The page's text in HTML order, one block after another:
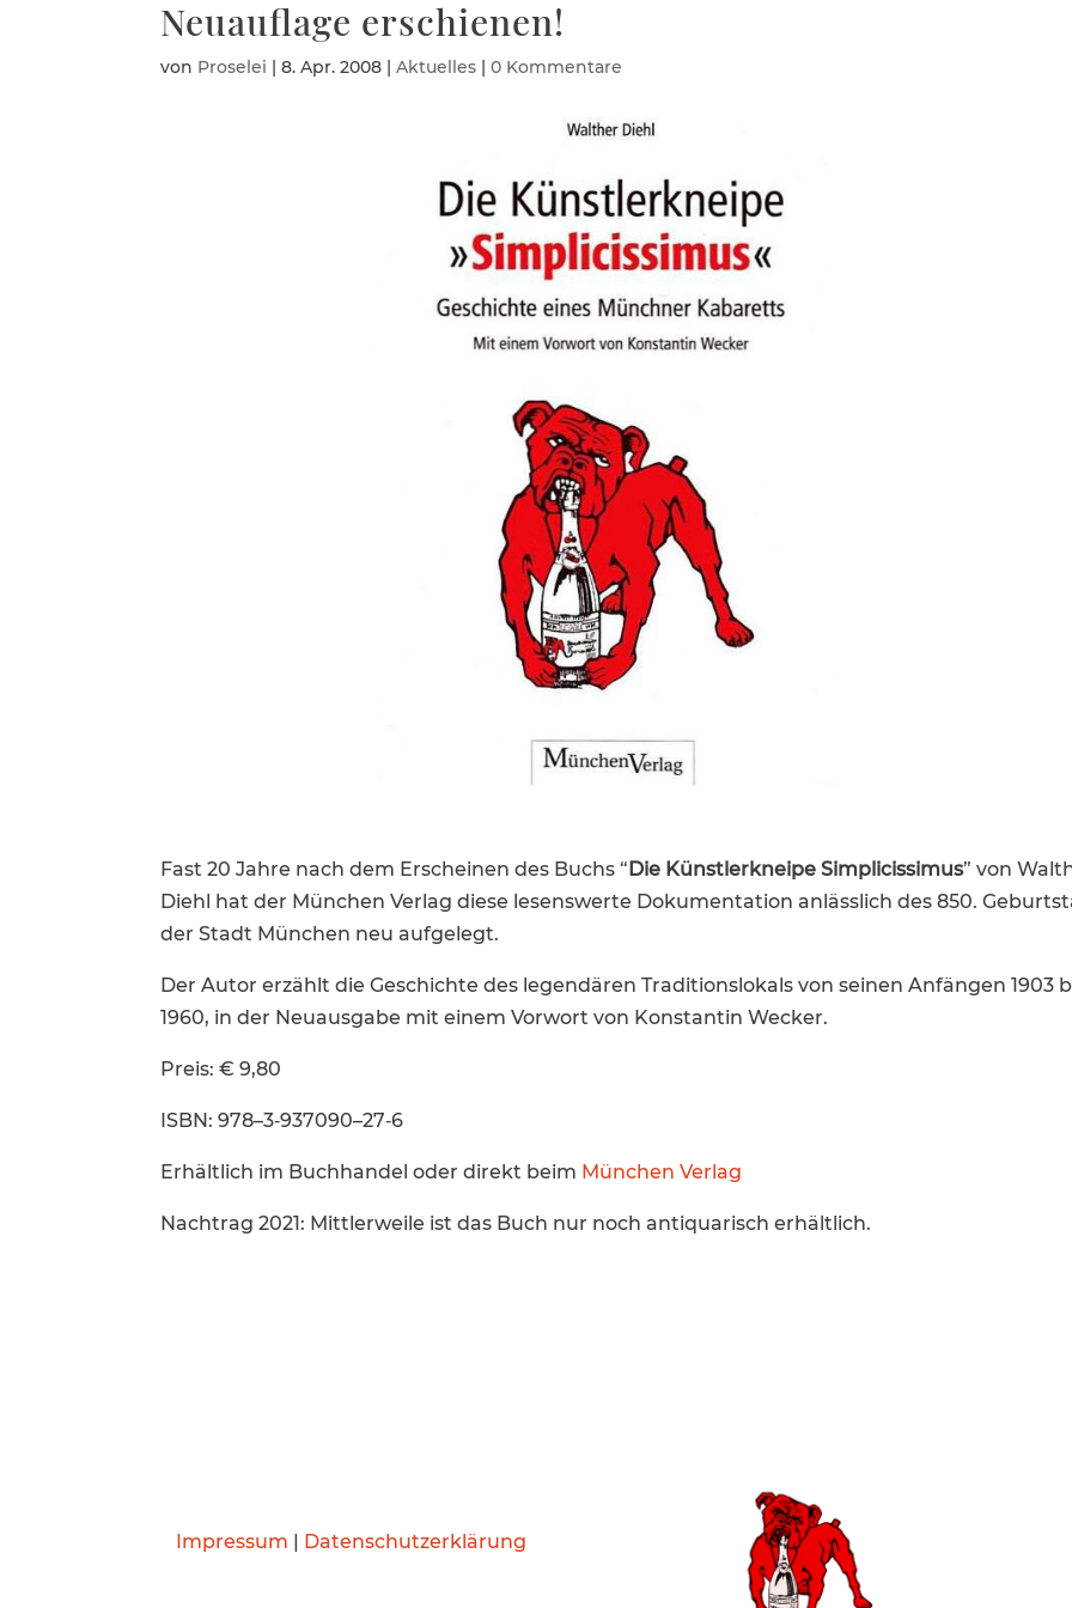
Neuauflage erschienen!
von Proselei |8. Apr. 2008 |Aktuelles |0 Kommentare
Fast 20 Jahre nach dem Erscheinen des Buchs “Die Künst­ler­kneipe Simpli­cis­simus” von
Diehl hat der München Verlag diese lesens­werte Dokumen­ta­tion anläss­lich des 850.
der Stadt München neu aufgelegt.
Der Autor erzählt die Geschichte des legen­dären Tradi­ti­ons­lo­kals von seinen Anfängen 1903
1960, in der Neuaus­gabe mit einem Vorwort von Konstantin Wecker.
Preis: € 9,80
ISBN: 978–3‑937090–27‑6
Erhält­lich im Buchhandel oder direkt beim München Verlag
Nachtrag 2021: Mittler­weile ist das Buch nur noch antiqua­risch erhältlich.
Impressum | Datenschutzerklärung